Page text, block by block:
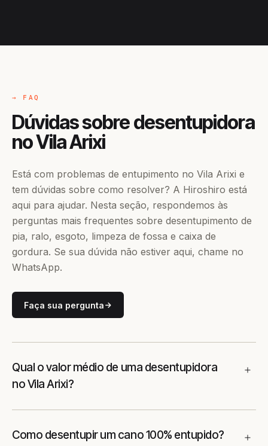
→ FAQ
Dúvidas sobre desentupidora
no Vila Arixi
Está com problemas de entupimento no Vila Arixi e
tem dúvidas sobre como resolver? A Hiroshiro está
aqui para ajudar. Nesta seção, respondemos às
perguntas mais frequentes sobre desentupimento de
pia, ralo, esgoto, limpeza de fossa e caixa de
gordura. Se sua dúvida não estiver aqui, chame no
WhatsApp.
Faça sua pergunta
Qual o valor médio de uma desentupidora
no Vila Arixi?
Como desentupir um cano 100% entupido?